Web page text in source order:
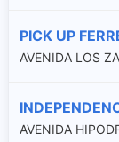
PICK UP
AVENIDA LOS
AVENIDA